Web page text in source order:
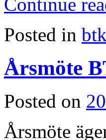
Posted in
Årsmöte
Posted on
Årsmöte